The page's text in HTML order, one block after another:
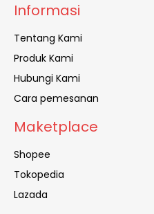
Informasi
Tentang Kami
Produk Kami
Hubungi Kami
Cara pemesanan
Maketplace
Shopee
Tokopedia
Lazada